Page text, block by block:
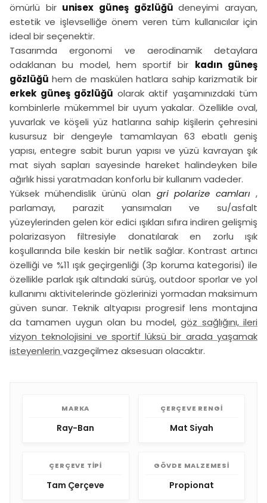
ömürlü bir unisex güneş gözlüğüdeneyimi arayan,
estetik ve işlevselliğe önem veren tüm kullanıcılar için
ideal bir seçenektir.
Tasarımda ergonomi ve aerodinamik detaylara
odaklanan bu model, hem sportif bir kadın güneş
gözlüğü hem de maskülen hatlara sahip karizmatik bir
erkek güneş gözlüğü olarak aktif yaşamınızdaki tüm
kombinlerle mükemmel bir uyum yakalar. Özellikle oval,
yuvarlak ve köşeli yüz hatlarına sahip kişilerin çehresini
kusursuz bir dengeyle tamamlayan 63 ebatlı geniş
yapısı, entegre sabit burun yapısı ve yüzü kavrayan şık
mat siyah sapları sayesinde hareket halindeyken bile
ağırlık hissi yaratmadan konforlu bir kullanım vadeder.
Yüksek mühendislik ürünü olan gri polarize camları,
parlamayı, parazit yansımaları ve su/asfalt
yüzeylerinden gelen kör edici ışıkları sıfıra indiren gelişmiş
polarizasyon filtresiyle donatılarak en zorlu ışık
koşullarında bile keskin bir netlik sağlar. Kontrast artırıcı
özelliği ve %11 ışık geçirgenliği (3p koruma kategorisi) ile
özellikle parlak ışık altındaki sürüş, outdoor sporlar ve yol
kullanımı aktivitelerinde gözlerinizi yormadan maksimum
güven sunar. Teknik altyapısı progresif lens montajına
da tamamen uygun olan bu model,göz sağlığını, ileri
vizyon teknolojisini ve sportif lüksü bir arada yaşamak
isteyenlerin vazgeçilmez aksesuarı olacaktır.
MARKA
Ray-Ban
ÇERÇEVE RENGI
Mat Siyah
ÇERÇEVE TIPI
Tam Çerçeve
GÖVDE MALZEMESI
Propionat